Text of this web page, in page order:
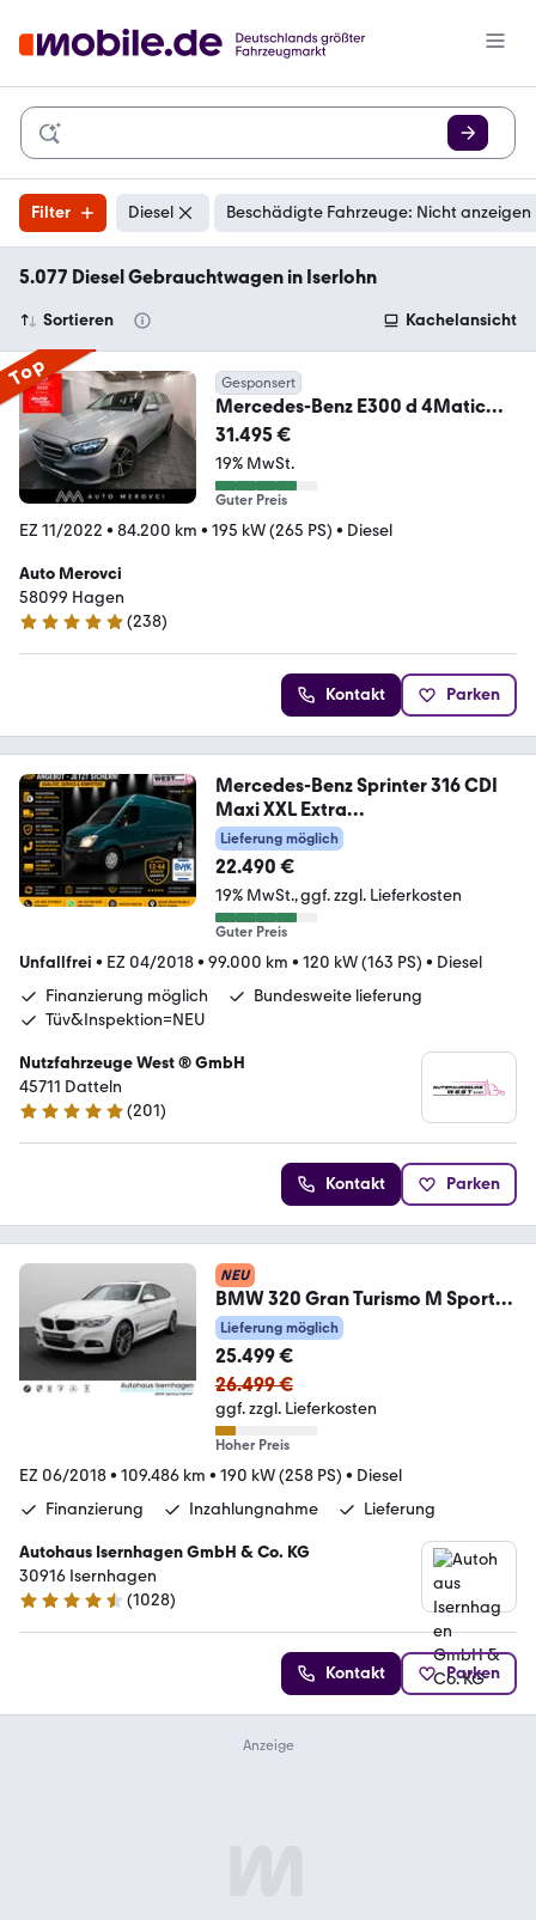
Filter Diesel Beschädigte Fahrzeuge: Nicht anzeigen
5.077 Diesel Gebrauchtwagen in Iserlohn
Sortieren Kachelansicht
Top Gesponsert
Mercedes-Benz E300 d 4Matic
9G/Burmester/ACC/Lane/Tot/Pa
no/Cam
31.495 €
19% MwSt.
Guter Preis
EZ 11/2022 • 84.200 km • 195 kW (265 PS) • Diesel
Auto Merovci
58099 Hagen
4.9 Sterne
(238)
Kontakt Parken
Mercedes-Benz Sprinter 316 CDI
Maxi XXL Extra
Lang+Hoch*1.Hand
Lieferung möglich
22.490 €
19% MwSt. ggf. zzgl. Lieferkosten
Guter Preis
Unfallfrei • EZ 04/2018• 99.000 km • 120 kW (163 PS) • Diesel
Finanzierung möglich
Bundesweite lieferung
Tüv&Inspektion=NEU
Nutzfahrzeuge West ® GmbH
45711 Datteln
4.9 Sterne
(201)
Kontakt Parken
NEU
BMW 320 Gran Turismo M Sport
Kamera Alarm HUD 19Zoll
Lieferung möglich
25.499 €
26.499 €
ggf. zzgl. Lieferkosten
Hoher Preis
EZ 06/2018• 109.486 km • 190 kW (258 PS) • Diesel
Finanzierung
Inzahlungnahme Lieferung
Autohaus Isernhagen GmbH & Co. KG
30916 Isernhagen
4.5 Sterne
(1028)
Kontakt Parken